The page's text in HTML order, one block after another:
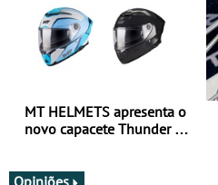
MT HELMETS apresenta o
novo capacete Thunder 4 R